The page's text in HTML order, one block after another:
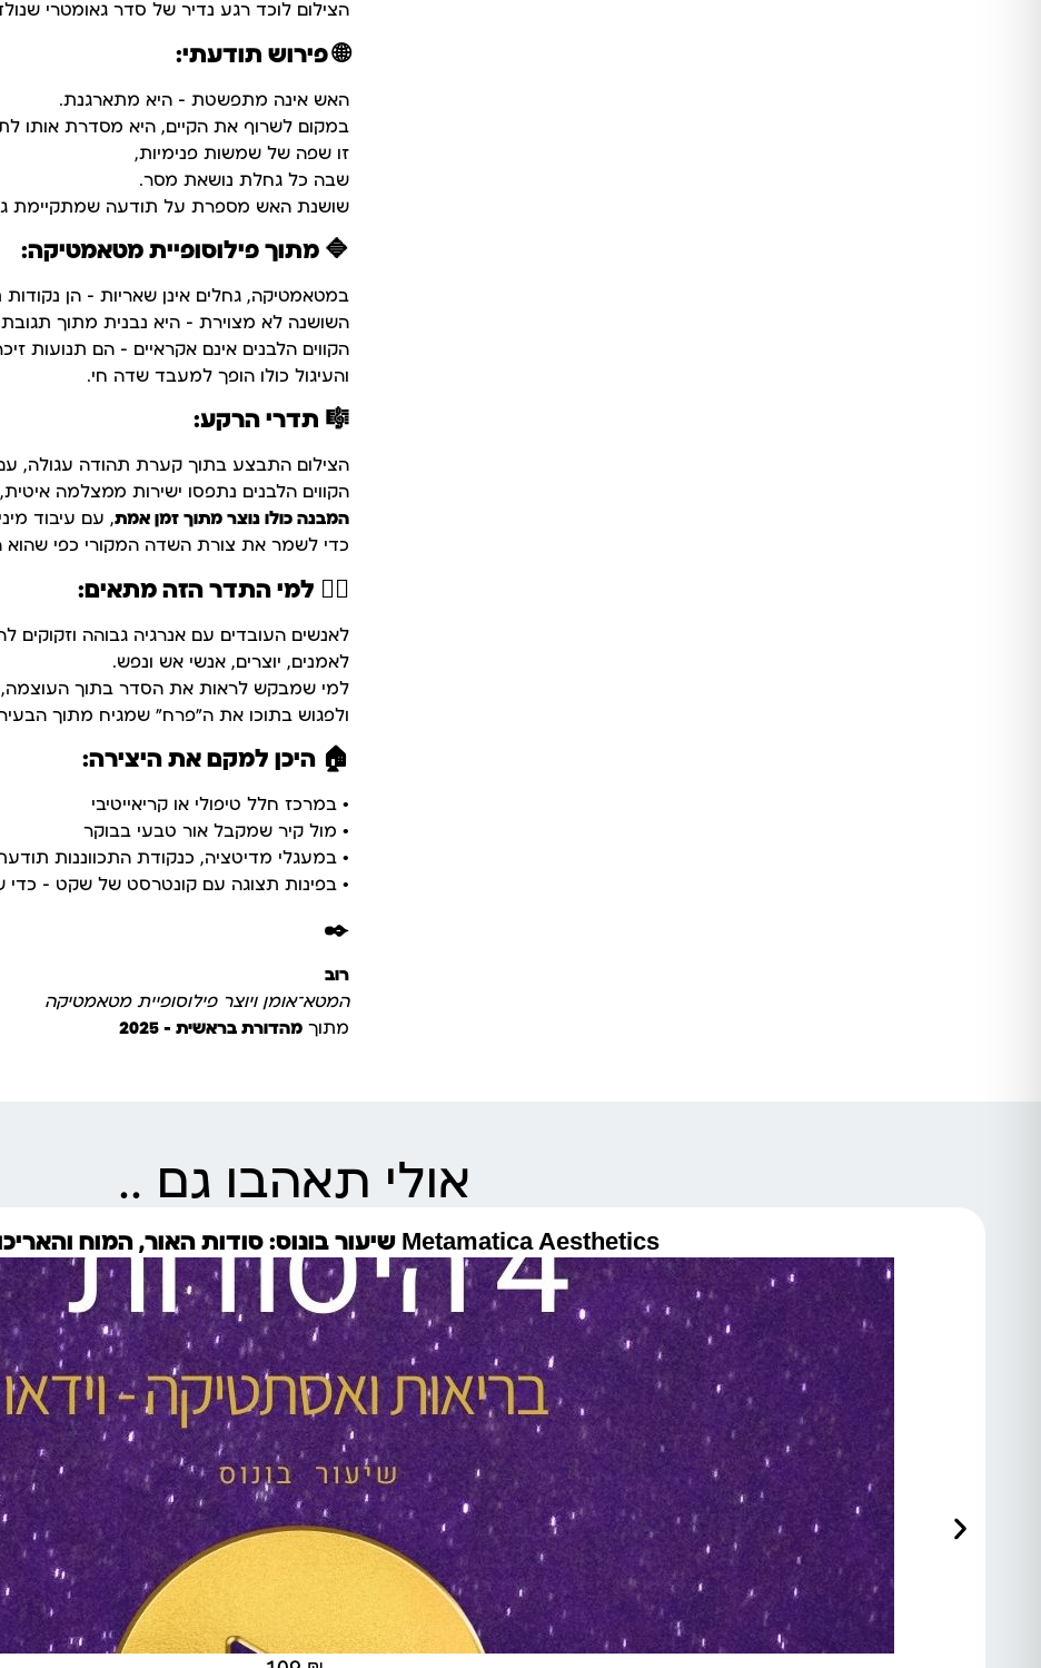
הצילום לוכד רגע נדיר של סדר גאומטרי
🌐פירוש תודעתי:
האש אינה מתפשטת – היא מתארגנת.
במקום לשרוף את הקיים, היא מסדרת אותו
זו שפה של שמשות פנימיות,
שבה כל גחלת נושאת מסר.
שושנת האש מספרת על תודעה שמתקיימת
🔷מתוך פילוסופיית מטאמטיקה:
במטאמטיקה, גחלים אינן שאריות – הן
השושנה לא מצוירת – היא נבנית מתוך
הקווים הלבנים אינם אקראיים – הם תנועות
והעיגול כולו הופך למעבד שדה חי.
🎼 תדרי הרקע:
הצילום התבצע בתוך קערת תהודה עגולה,
הקווים הלבנים נתפסו ישירות ממצלמה
המבנה כולו נוצר מתוך זמן אמת, עם עיבוד
כדי לשמר את צורת השדה המקורי כפי
למי התדר הזה מתאים:
לאנשים העובדים עם אנרגיה גבוהה וזקוקים
לאמנים, יוצרים, אנשי אש ונפש.
למי שמבקש לראות את הסדר בתוך העוצמה,
ולפגוש בתוכו את ה"פרח" שמגיח מתוך
🏠היכן למקם את היצירה:
• במרכז חלל טיפולי או קריאייטיבי
• מול קיר שמקבל אור טבעי בבוקר
• במעגלי מדיטציה, כנקודת התכווננות
• בפינות תצוגה עם קונטרסט של שקט – כדי
✒️
רוב
המטא־אומן ויוצר פילוסופיית מטאמטיקה
מתוךמהדורת בראשית – 2025
אולי תאהבו גם ..
Metamatica Aesthetics שיעור בונוס: סודות האור, המוח והאריכות ימים